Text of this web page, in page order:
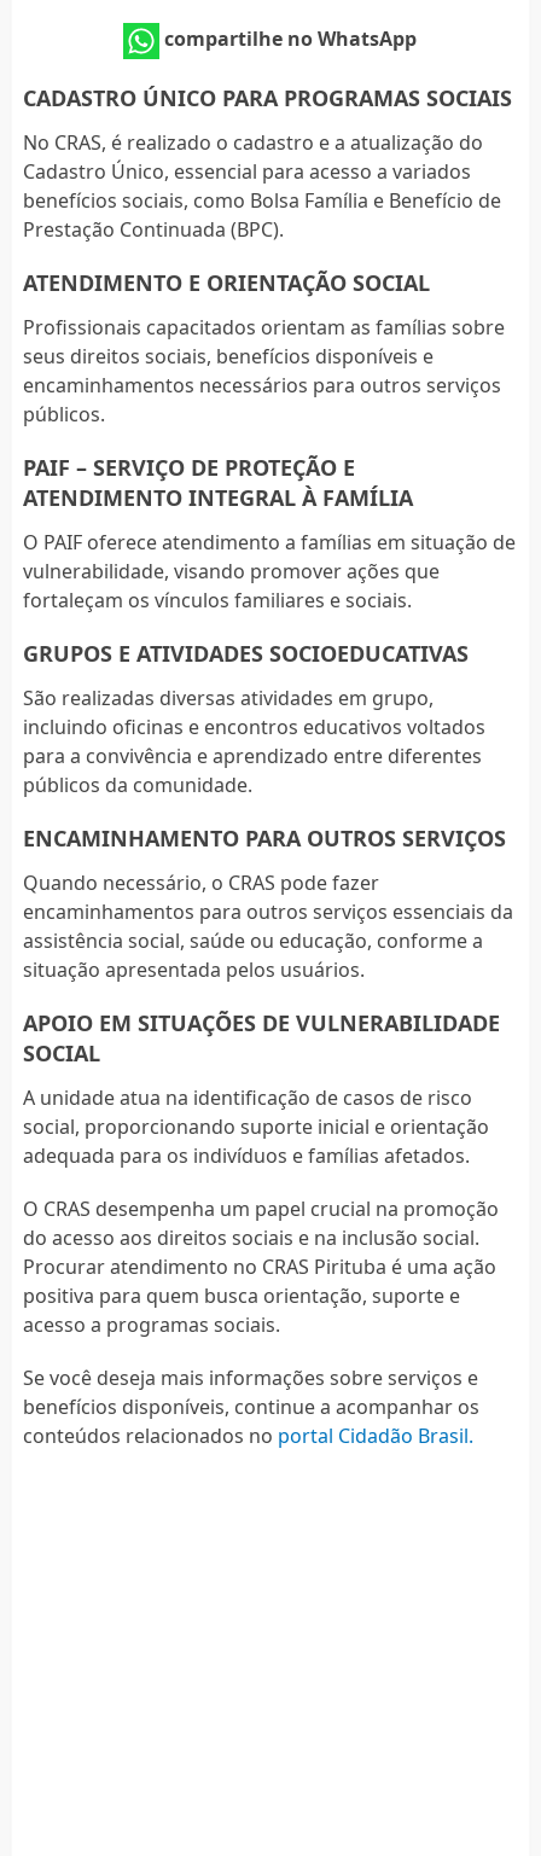
compartilhe no WhatsApp
CADASTRO ÚNICO PARA PROGRAMAS SOCIAIS
No CRAS, é realizado o cadastro e a atualização do
Cadastro Único, essencial para acesso a variados
benefícios sociais, como Bolsa Família e Benefício de
Prestação Continuada (BPC).
ATENDIMENTO E ORIENTAÇÃO SOCIAL
Profissionais capacitados orientam as famílias sobre
seus direitos sociais, benefícios disponíveis e
encaminhamentos necessários para outros serviços
públicos.
PAIF – SERVIÇO DE PROTEÇÃO E
ATENDIMENTO INTEGRAL À FAMÍLIA
O PAIF oferece atendimento a famílias em situação de
vulnerabilidade, visando promover ações que
fortaleçam os vínculos familiares e sociais.
GRUPOS E ATIVIDADES SOCIOEDUCATIVAS
São realizadas diversas atividades em grupo,
incluindo oficinas e encontros educativos voltados
para a convivência e aprendizado entre diferentes
públicos da comunidade.
ENCAMINHAMENTO PARA OUTROS SERVIÇOS
Quando necessário, o CRAS pode fazer
encaminhamentos para outros serviços essenciais da
assistência social, saúde ou educação, conforme a
situação apresentada pelos usuários.
APOIO EM SITUAÇÕES DE VULNERABILIDADE
SOCIAL
A unidade atua na identificação de casos de risco
social, proporcionando suporte inicial e orientação
adequada para os indivíduos e famílias afetados.
O CRAS desempenha um papel crucial na promoção
do acesso aos direitos sociais e na inclusão social.
Procurar atendimento no CRAS Pirituba é uma ação
positiva para quem busca orientação, suporte e
acesso a programas sociais.
Se você deseja mais informações sobre serviços e
benefícios disponíveis, continue a acompanhar os
conteúdos relacionados no portal Cidadão Brasil.